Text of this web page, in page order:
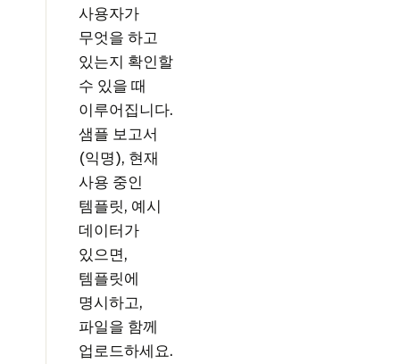
사용자가
무엇을 하고
있는지 확인할
수 있을 때
이루어집니다.
샘플 보고서
(익명), 현재
사용 중인
템플릿, 예시
데이터가
있으면,
템플릿에
명시하고,
파일을 함께
업로드하세요.